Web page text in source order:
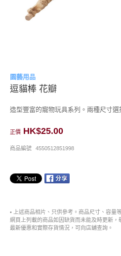
園藝用品
逗貓棒 花瓣
造型豐富的寵物玩具系列。兩種尺寸選
正價 HK$25.00
商品編號 4550512851998
• 上述商品相片、只供參考。商品尺寸、容量
網頁上列載的商品如因缺貨而未能及時更新，
最新優惠和實際存貨情況，可向店舖查詢。